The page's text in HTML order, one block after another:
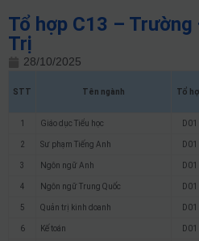
Tổ hợp C13 –
Trị
28/10/2025
STT Tên ngành Tổ
1 Giáo dục Tiểu học D01
2 Sư phạm Tiếng Anh D01
3 Ngôn ngữ Anh D01
4 Ngôn ngữ Trung Quốc D01
5 Quản trị kinh doanh D01
6 Kế toán D01